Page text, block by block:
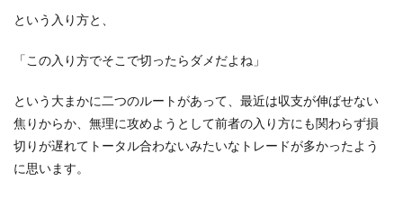
という入り方と、
「この入り方でそこで切ったらダメだよね」
という大まかに二つのルートがあって、最近は収支が伸ばせない
焦りからか、無理に攻めようとして前者の入り方にも関わらず損
切りが遅れてトータル合わないみたいなトレードが多かったよう
に思います。